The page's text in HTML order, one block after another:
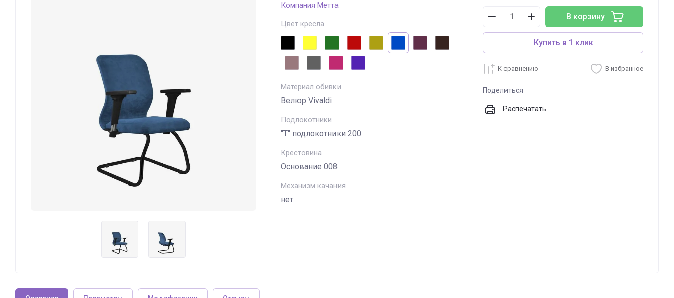
Компания Метта
Цвет кресла
Материал обивки
Велюр Vivaldi
Подлокотники
"Т" подлокотники 200
Крестовина
Основание 008
Механизм качания
нет
В корзину
Купить в 1 клик
К сравнению В избранное
Поделиться
Распечатать